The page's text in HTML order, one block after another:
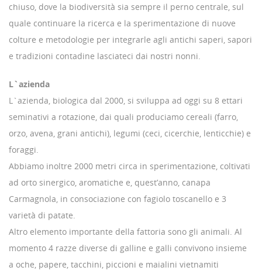
chiuso, dove la biodiversità sia sempre il perno centrale, sul
quale continuare la ricerca e la sperimentazione di nuove
colture e metodologie per integrarle agli antichi saperi, sapori
e tradizioni contadine lasciateci dai nostri nonni.
L`azienda
L`azienda, biologica dal 2000, si sviluppa ad oggi su 8 ettari
seminativi a rotazione, dai quali produciamo cereali (farro,
orzo, avena, grani antichi), legumi (ceci, cicerchie, lenticchie) e
foraggi.
Abbiamo inoltre 2000 metri circa in sperimentazione, coltivati
ad orto sinergico, aromatiche e, quest’anno, canapa
Carmagnola, in consociazione con fagiolo toscanello e 3
varietà di patate.
Altro elemento importante della fattoria sono gli animali. Al
momento 4 razze diverse di galline e galli convivono insieme
a oche, papere, tacchini, piccioni e maialini vietnamiti